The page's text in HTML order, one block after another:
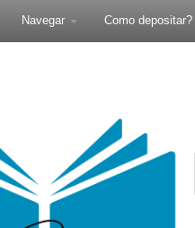
Navegar Como depositar?